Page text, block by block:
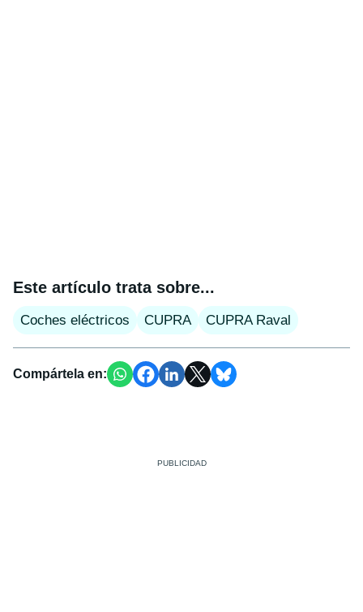
Este artículo trata sobre...
Coches eléctricos CUPRA CUPRA Raval
Compártela en: